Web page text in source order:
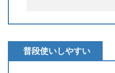
普段使いしやすい